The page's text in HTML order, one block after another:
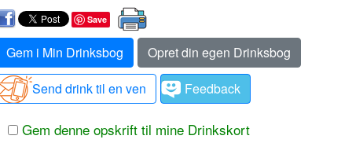
Save
Gem i Min Drinksbog
Opret din egen Drinksbog
Send drink til en ven
Feedback
Gem denne opskrift til mine Drinkskort